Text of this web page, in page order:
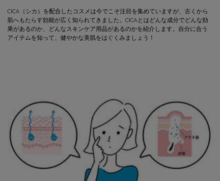
CICA（シカ）を配合したコスメは今でこそ注目を集めていますが、古くから
肌へもたらす効能が広く知られてきました。CICAとはどんな成分でどんな効
果があるのか、どんなスキンケア用品があるのかを紹介します。自分に合う
アイテムを知って、健やかな美肌をはぐくみましょう！